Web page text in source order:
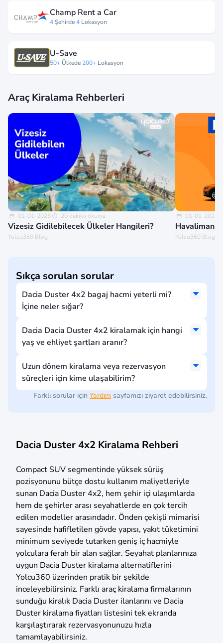
Champ Rent a Car
4Şehirde4 Lokasyon
U-Save
50+ Ülkede 200+ Lokasyon
Araç Kiralama Rehberleri
01-01-2025 20 dakika okuma
Vizesiz Gidilebilecek Ülkeler Hangileri?
Yolcu360 Blog
01-01-2025
Yolcu360 Blog
Sıkça sorulan sorular
Dacia Duster 4x2 bagaj hacmi yeterli mi?
İçine neler sığar?
Dacia Dacia Duster 4x2 kiralamak için hangi
yaş ve ehliyet şartları aranır?
Uzun dönem kiralama veya rezervasyon
süreçleri için kime ulaşabilirim?
Farklı sorular için Yardım sayfamızı ziyaret edebilirsiniz.
Dacia Duster 4x2 Kiralama Rehberi
Compact SUV segmentinde yüksek sürüş
pozisyonunu bütçe dostu kullanım maliyetleriyle
sunan Dacia Duster 4x2, hem şehir içi ulaşımlarda
hem de şehirler arası seyahatlerde en çok tercih
edilen modeller arasındadır. Önden çekişli mimarisi
sayesinde hafifletilen gövde yapısı, yakıt tüketimini
minimum seviyede tutarken geniş iç hacmiyle
yolculara ferah bir alan sağlar. Seyahat planlarınıza
uygun Dacia Duster kiralama alternatiflerini
Yolcu360 üzerinden pratik bir şekilde
inceleyebilirsiniz. Farklı araç kiralama firmalarının
sunduğu kiralık Dacia Duster ilanlarını ve Dacia
Duster kiralama fiyatları listesini tek ekranda
karşılaştırarak rezervasyonunuzu hızla
tamamlayabilirsiniz.